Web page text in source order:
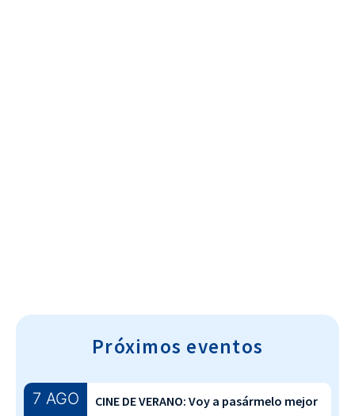
Próximos eventos
7 AGO CINE DE VERANO: Voy a pasármelo mejor